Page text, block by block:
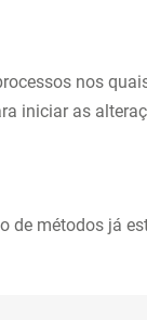
nos
iniciar as
de métodos já